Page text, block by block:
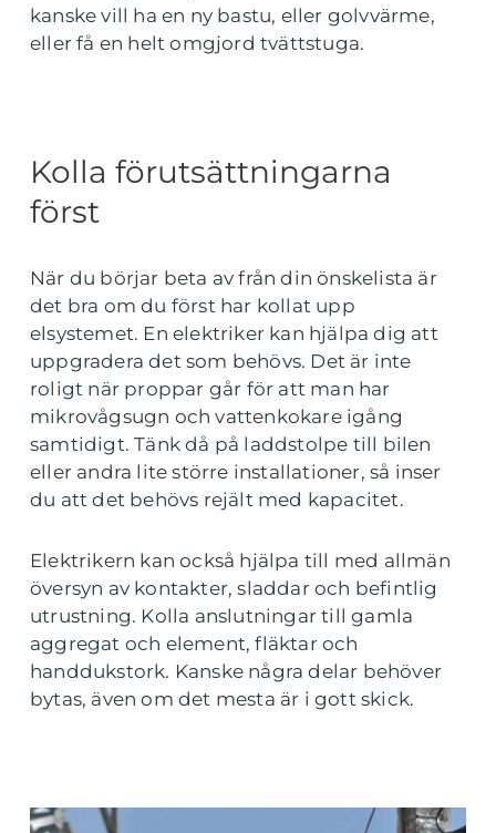
kanske vill ha en ny bastu, eller golvvärme,
eller få en helt omgjord tvättstuga.
Kolla förutsättningarna
först
När du börjar beta av från din önskelista är
det bra om du först har kollat upp
elsystemet. En elektriker kan hjälpa dig att
uppgradera det som behövs. Det är inte
roligt när proppar går för att man har
mikrovågsugn och vattenkokare igång
samtidigt. Tänk då på laddstolpe till bilen
eller andra lite större installationer, så inser
du att det behövs rejält med kapacitet.
Elektrikern kan också hjälpa till med allmän
översyn av kontakter, sladdar och befintlig
utrustning. Kolla anslutningar till gamla
aggregat och element, fläktar och
handdukstork. Kanske några delar behöver
bytas, även om det mesta är i gott skick.